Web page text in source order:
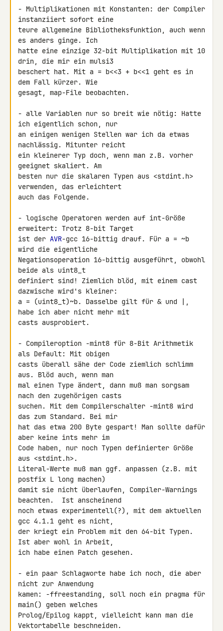
- Multiplikationen mit Konstanten: der Compiler
instanziiert sofort eine
teure allgemeine Bibliotheksfunktion, auch wenn
es anders ginge. Ich
hatte eine einzige 32-bit Multiplikation mit 10
drin, die mir ein mulsi3
beschert hat. Mit a = b<<3 + b<<1 geht es in
dem Fall kürzer. Wie
gesagt, map-File beobachten.
- alle Variablen nur so breit wie nötig: Hatte
ich eigentlich schon, nur
an einigen wenigen Stellen war ich da etwas
nachlässig. Mitunter reicht
ein kleinerer Typ doch, wenn man z.B. vorher
geeignet skaliert. Am
besten nur die skalaren Typen aus <stdint.h>
verwenden, das erleichtert
auch das Folgende.
- logische Operatoren werden auf int-Größe
erweitert: Trotz 8-bit Target
ist der AVR-gcc 16-bittig drauf. Für a = ~b
wird die eigentliche
Negationsoperation 16-bittig ausgeführt, obwohl
beide als uint8_t
definiert sind! Ziemlich blöd, mit einem cast
dazwische wird's kleiner:
a = (uint8_t)~b. Dasselbe gilt für & und |,
habe ich aber nicht mehr mit
casts ausprobiert.
- Compileroption -mint8 für 8-Bit Arithmetik
als Default: Mit obigen
casts überall sähe der Code ziemlich schlimm
aus. Blöd auch, wenn man
mal einen Type ändert, dann muß man sorgsam
nach den zugehörigen casts
suchen. Mit dem Compilerschalter -mint8 wird
das zum Standard. Bei mir
hat das etwa 200 Byte gespart! Man sollte dafür
aber keine ints mehr im
Code haben, nur noch Typen definierter Größe
aus <stdint.h>.
Literal-Werte muß man ggf. anpassen (z.B. mit
postfix L long machen)
damit sie nicht überlaufen, Compiler-Warnings
beachten.  Ist anscheinend
noch etwas experimentell(?), mit dem aktuellen
gcc 4.1.1 geht es nicht,
der kriegt ein Problem mit den 64-bit Typen.
Ist aber wohl in Arbeit,
ich habe einen Patch gesehen.
- ein paar Schlagworte habe ich noch, die aber
nicht zur Anwendung
kamen: -ffreestanding, soll noch ein pragma für
main() geben welches
Prolog/Epilog kappt, vielleicht kann man die
Vektortabelle beschneiden.